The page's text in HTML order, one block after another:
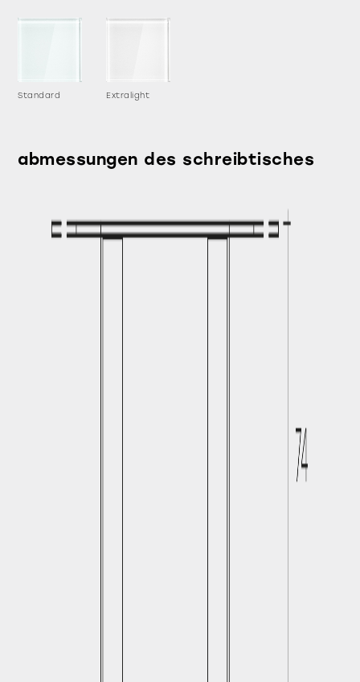
Standard Extralight
abmessungen des schreibtisches